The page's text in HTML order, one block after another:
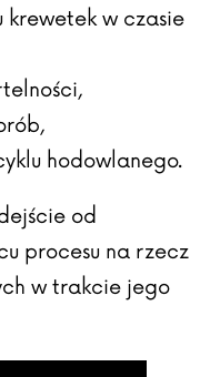
krewetek w czasie
hodowlanego.
od
procesu na rzecz
w trakcie jego